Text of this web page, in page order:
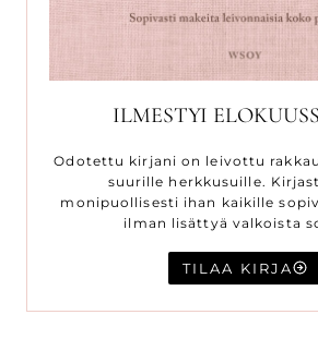
ILMESTYI
Odotettu kirjani on leivottu
suurille herkkusuille.
monipuollisesti ihan kaikille
ilman lisättyä valkoista
TILAA KIRJA